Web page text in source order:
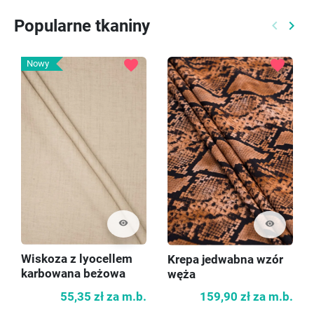
Popularne tkaniny keyboard_arrow_left keyboard_arrow_right
Nowy
visibility
favorite
Wiskoza z lyocellem
karbowana beżowa
55,35 zł za m.b.
visibility
favorite
Krepa jedwabna wzór
węża
159,90 zł za m.b.